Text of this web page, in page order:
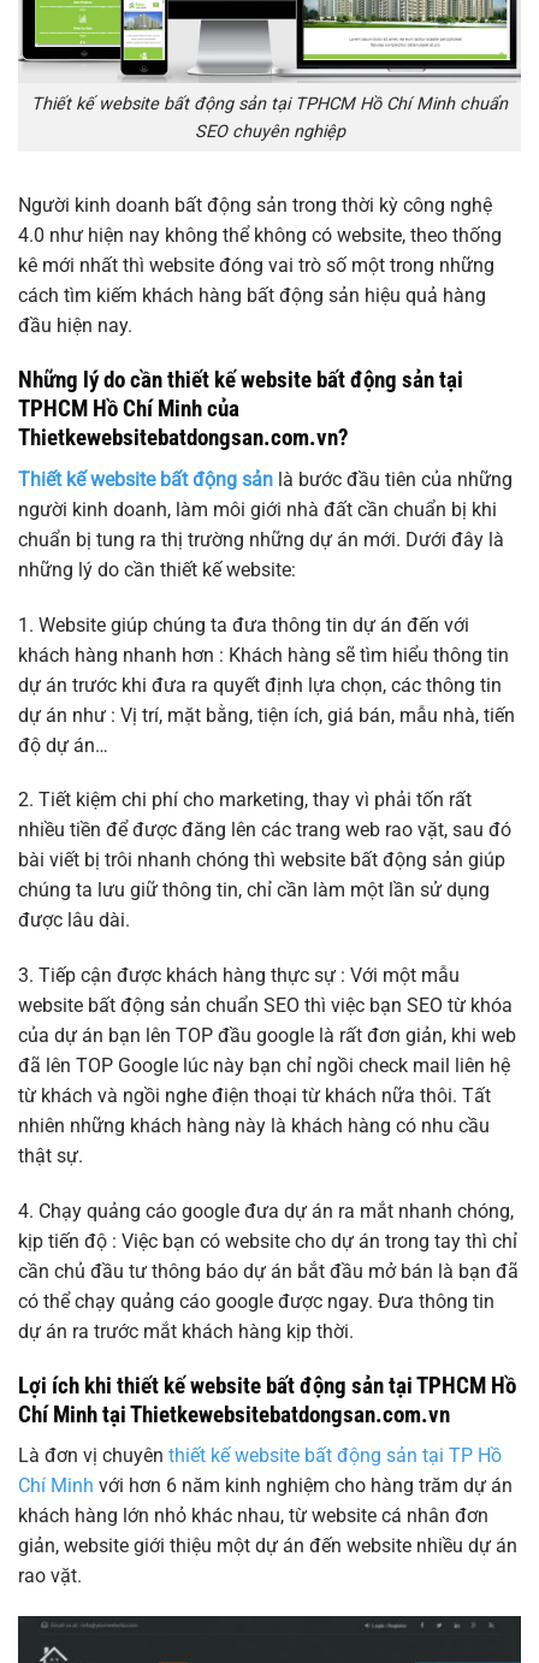
Thiết kế website bất động sản tại TPHCM Hồ Chí Minh chuẩn
SEO chuyên nghiệp
Người kinh doanh bất động sản trong thời kỳ công nghệ
4.0 như hiện nay không thể không có website, theo thống
kê mới nhất thì website đóng vai trò số một trong những
cách tìm kiếm khách hàng bất động sản hiệu quả hàng
đầu hiện nay.
Những lý do cần thiết kế website bất động sản tại
TPHCM Hồ Chí Minh của
Thietkewebsitebatdongsan.com.vn?
Thiết kế website bất động sản là bước đầu tiên của những
người kinh doanh, làm môi giới nhà đất cần chuẩn bị khi
chuẩn bị tung ra thị trường những dự án mới. Dưới đây là
những lý do cần thiết kế website:
1. Website giúp chúng ta đưa thông tin dự án đến với
khách hàng nhanh hơn : Khách hàng sẽ tìm hiểu thông tin
dự án trước khi đưa ra quyết định lựa chọn, các thông tin
dự án như : Vị trí, mặt bằng, tiện ích, giá bán, mẫu nhà, tiến
độ dự án…
2. Tiết kiệm chi phí cho marketing, thay vì phải tốn rất
nhiều tiền để được đăng lên các trang web rao vặt, sau đó
bài viết bị trôi nhanh chóng thì website bất động sản giúp
chúng ta lưu giữ thông tin, chỉ cần làm một lần sử dụng
được lâu dài.
3. Tiếp cận được khách hàng thực sự : Với một mẫu
website bất động sản chuẩn SEO thì việc bạn SEO từ khóa
của dự án bạn lên TOP đầu google là rất đơn giản, khi web
đã lên TOP Google lúc này bạn chỉ ngồi check mail liên hệ
từ khách và ngồi nghe điện thoại từ khách nữa thôi. Tất
nhiên những khách hàng này là khách hàng có nhu cầu
thật sự.
4. Chạy quảng cáo google đưa dự án ra mắt nhanh chóng,
kịp tiến độ : Việc bạn có website cho dự án trong tay thì chỉ
cần chủ đầu tư thông báo dự án bắt đầu mở bán là bạn đã
có thể chạy quảng cáo google được ngay. Đưa thông tin
dự án ra trước mắt khách hàng kịp thời.
Lợi ích khi thiết kế website bất động sản tại TPHCM Hồ
Chí Minh tại Thietkewebsitebatdongsan.com.vn
Là đơn vị chuyên thiết kế website bất động sản tại TP Hồ
Chí Minh với hơn 6 năm kinh nghiệm cho hàng trăm dự án
khách hàng lớn nhỏ khác nhau, từ website cá nhân đơn
giản, website giới thiệu một dự án đến website nhiều dự án
rao vặt.